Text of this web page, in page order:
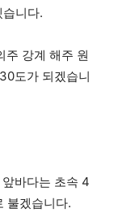
니다.
주 강계 해주 원
도가 되겠습니
바다는 초속 4
불겠습니다.